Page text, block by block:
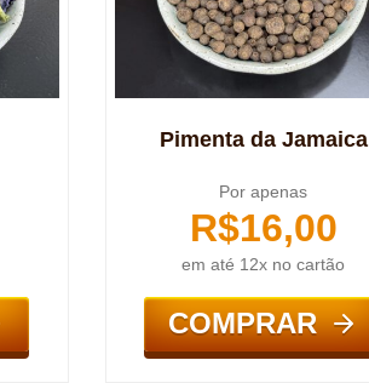
Pimenta da Jamaica
Por apenas
R$16,00
em até 12x no cartão
COMPRAR